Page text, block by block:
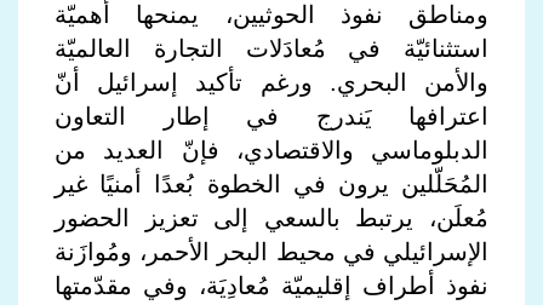
ومناطق نفوذ الحوثيين، يمنحها أهميّة
استثنائيّة في مُعادَلات التجارة العالميّة
والأمن البحري. ورغم تأكيد إسرائيل أنّ
اعترافها يَندرج في إطار التعاون
الدبلوماسي والاقتصادي، فإنّ العديد من
المُحَلّلين يرون في الخطوة بُعدًا أمنيًا غير
مُعلَن، يرتبط بالسعي إلى تعزيز الحضور
الإسرائيلي في محيط البحر الأحمر، ومُوازَنة
نفوذ أطراف إقليميّة مُعادِيَة، وفي مقدّمتها